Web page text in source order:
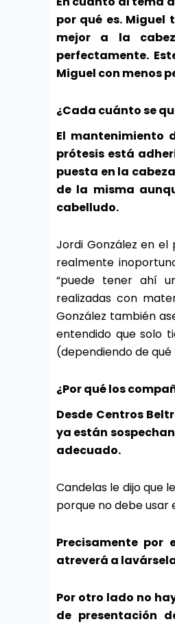
por qué es. Miguel
mejor a la
perfectamente.
Miguel con menos
¿Cada cuánto se
El mantenimiento
prótesis está
puesta en la
de la misma
cabelludo.
Jordi González en
realmente
“puede tener ahí
realizadas con
González también
entendido que solo
(dependiendo de
¿Por qué los
Desde Centros
ya están
adecuado.
Candelas le dijo que
porque no debe usar
Precisamente
atreverá a
Por otro lado no
de presentación